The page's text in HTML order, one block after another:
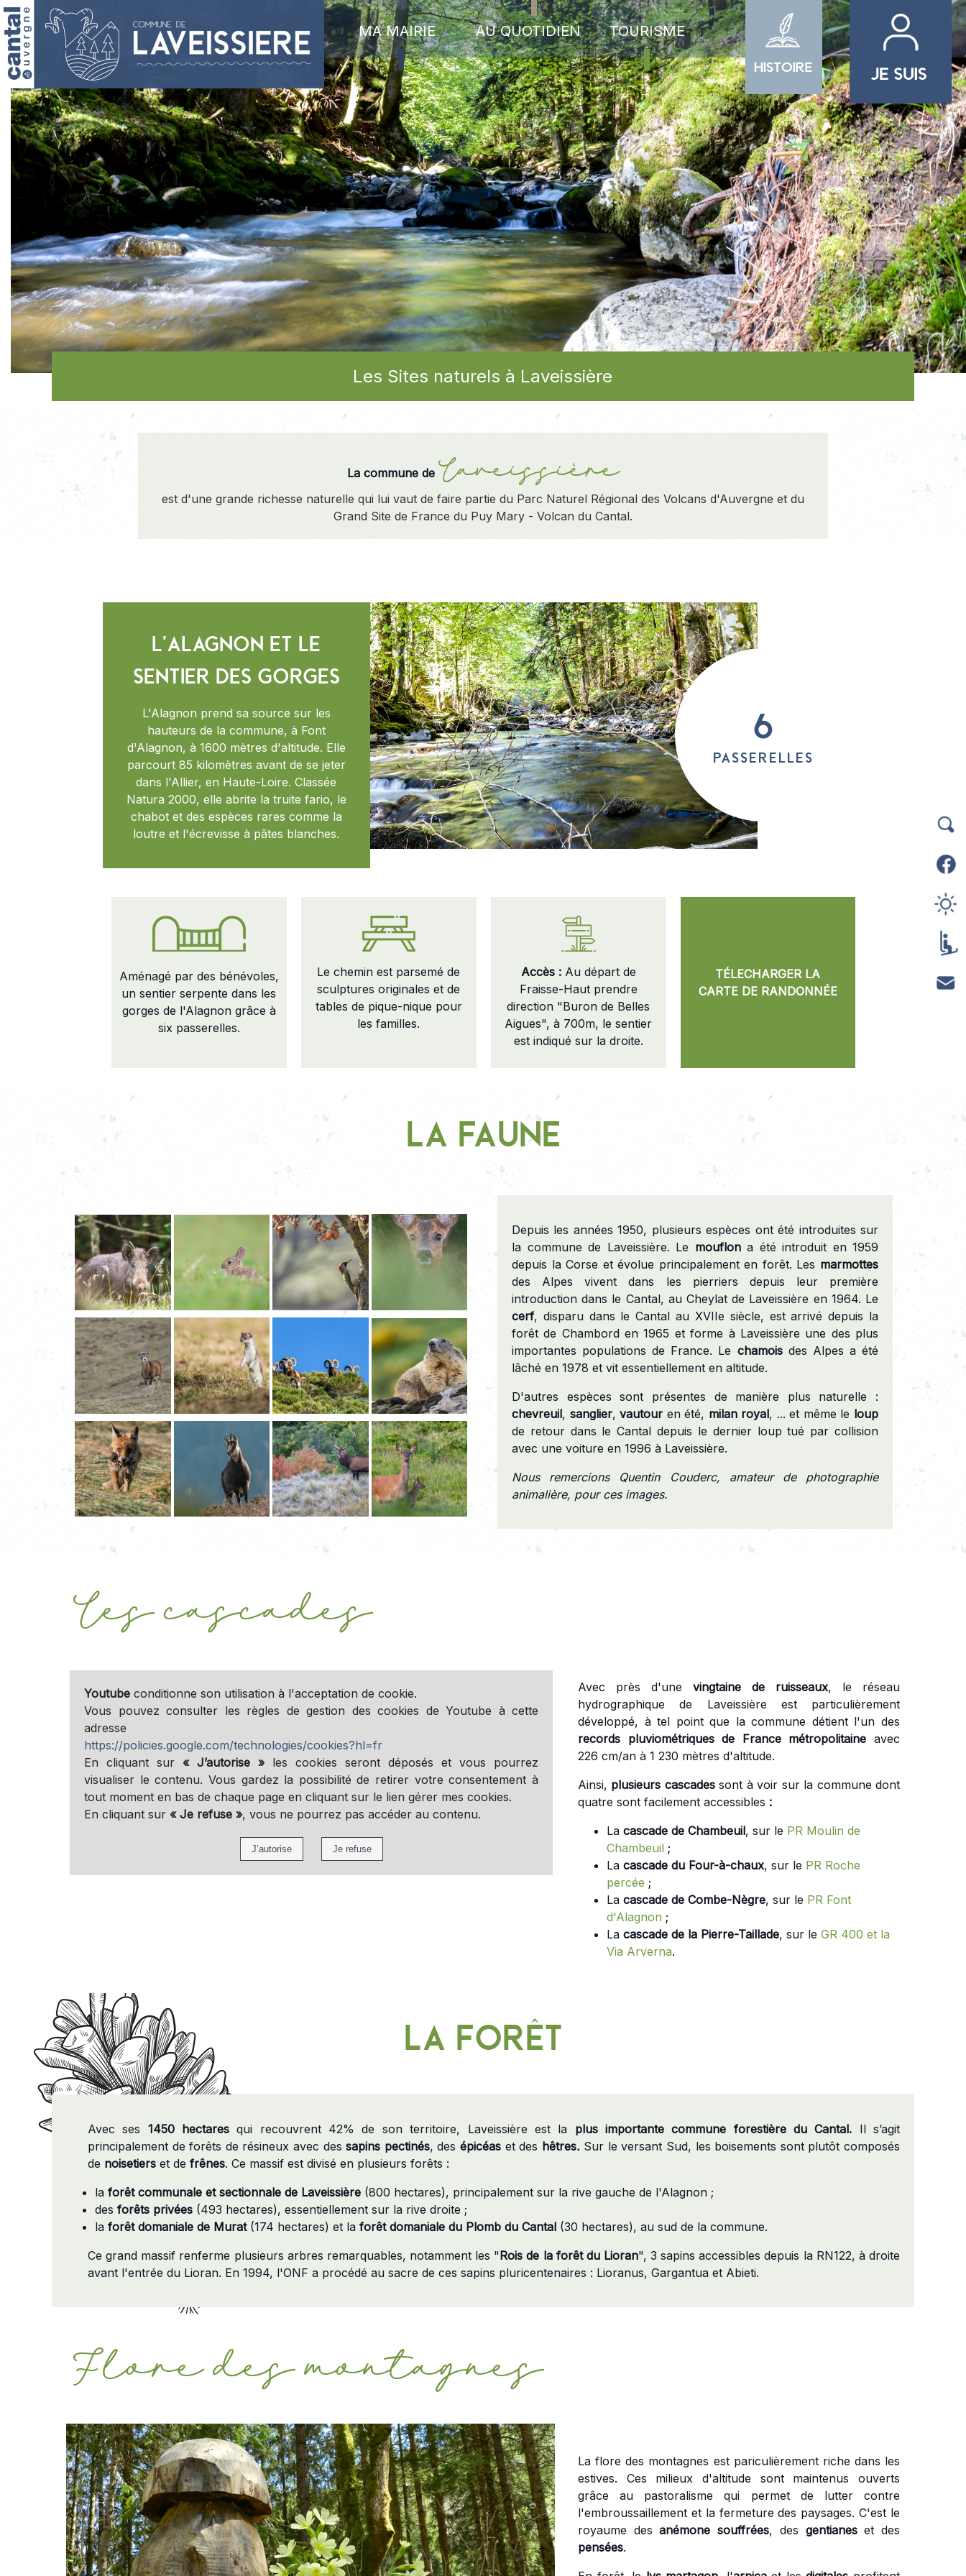
MA MAIRIE AU QUOTIDIEN TOURISME
Les Sites naturels à Laveissière
La commune de Laveissière
est d'une grande richesse naturelle qui lui vaut de faire partie du Parc Naturel Régional des Volcans d'Auvergne et du
Grand Site de France du Puy Mary - Volcan du Cantal.
L'Alagnon et le
Sentier des Gorges
L'Alagnon prend sa source sur les
hauteurs de la commune, à Font
d'Alagnon, à 1600 mètres d'altitude. Elle
parcourt 85 kilomètres avant de se jeter
dans l'Allier, en Haute-Loire. Classée
Natura 2000, elle abrite la truite fario, le
chabot et des espèces rares comme la
loutre et l'écrevisse à pâtes blanches.
6
passerelles
Aménagé par des bénévoles,
un sentier serpente dans les
gorges de l'Alagnon grâce à
six passerelles.
Le chemin est parsemé de
sculptures originales et de
tables de pique-nique pour
les familles.
Accès :Au départ de
Fraisse-Haut prendre
direction "Buron de Belles
Aigues", à 700m, le sentier
est indiqué sur la droite.
TÉLECHARGER LA
CARTE DE RANDONNÉE
La Faune
Depuis les années 1950, plusieurs espèces ont été introduites sur
la commune de Laveissière. Le mouflona été introduit en 1959
depuis la Corse et évolue principalement en forêt. Les marmottes
des Alpes vivent dans les pierriers depuis leur première
introduction dans le Cantal, au Cheylat de Laveissière en 1964. Le
cerf, disparu dans le Cantal au XVIIe siècle, est arrivé depuis la
forêt de Chambord en 1965 et forme à Laveissière une des plus
importantes populations de France. Le chamoisdes Alpes a été
lâché en 1978 et vit essentiellement en altitude.
D'autres espèces sont présentes de manière plus naturelle :
chevreuil, sanglier,vautour en été, milan royal, ... et même le loup
de retour dans le Cantal depuis le dernier loup tué par collision
avec une voiture en 1996 à Laveissière.
Nous remercions Quentin Couderc, amateur de photographie
animalière, pour ces images.
Les cascades
Youtube conditionne son utilisation à l'acceptation de cookie.
Vous pouvez consulter les règles de gestion des cookies de Youtube à cette
adresse
https://policies.google.com/technologies/cookies?hl=fr
En cliquant sur « J’autorise » les cookies seront déposés et vous pourrez
visualiser le contenu. Vous gardez la possibilité de retirer votre consentement à
tout moment en bas de chaque page en cliquant sur le lien gérer mes cookies.
En cliquant sur « Je refuse », vous ne pourrez pas accéder au contenu.
Avec près d'une vingtaine de ruisseaux, le réseau
hydrographique de Laveissière est particulièrement
développé, à tel point que la commune détient l'un des
records pluviométriques de France métropolitaine avec
226 cm/an à 1 230 mètres d'altitude.
Ainsi, plusieurs cascadessont à voir sur la commune dont
quatre sont facilement accessibles :
La cascade de Chambeuil, sur le PR Moulin de
Chambeuil ;
La cascade du Four-à-chaux, sur le PR Roche
percée ;
La cascade de Combe-Nègre, sur le PR Font
d'Alagnon ;
La cascade de la Pierre-Taillade, sur le GR 400 et la
Via Arverna.
La Forêt
Avec ses 1450 hectaresqui recouvrent 42% de son territoire, Laveissière est la plus importante commune forestière du Cantal. Il s’agit
principalement de forêts de résineux avec des sapins pectinés, des épicéas et des hêtres. Sur le versant Sud, les boisements sont plutôt composés
de noisetiers et de frênes. Ce massif est divisé en plusieurs forêts :
la forêt communale et sectionnale de Laveissière (800 hectares), principalement sur la rive gauche de l'Alagnon ;
des forêts privées (493 hectares), essentiellement sur la rive droite ;
la forêt domaniale de Murat(174 hectares) et la forêt domaniale du Plomb du Cantal (30 hectares), au sud de la commune.
Ce grand massif renferme plusieurs arbres remarquables, notamment les "Rois de la forêt du Lioran", 3 sapins accessibles depuis la RN122, à droite
avant l'entrée du Lioran. En 1994, l'ONF a procédé au sacre de ces sapins pluricentenaires : Lioranus, Gargantua et Abieti.
Flore des montagnes
La flore des montagnes est pariculièrement riche dans les
estives. Ces milieux d'altitude sont maintenus ouverts
grâce au pastoralisme qui permet de lutter contre
l'embroussaillement et la fermeture des paysages. C'est le
royaume desanémone souffrées, des gentianeset des
pensées.